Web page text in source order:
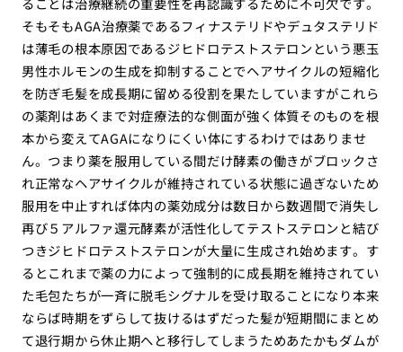
そもそもAGA治療薬であるフィナステリドやデュタステリド
は薄毛の根本原因であるジヒドロテストステロンという悪玉
男性ホルモンの生成を抑制することでヘアサイクルの短縮化
を防ぎ毛髪を成長期に留める役割を果たしていますがこれら
の薬剤はあくまで対症療法的な側面が強く体質そのものを根
本から変えてAGAになりにくい体にするわけではありませ
ん。つまり薬を服用している間だけ酵素の働きがブロックさ
れ正常なヘアサイクルが維持されている状態に過ぎないため
服用を中止すれば体内の薬効成分は数日から数週間で消失し
再び５アルファ還元酵素が活性化してテストステロンと結び
つきジヒドロテストステロンが大量に生成され始めます。す
るとこれまで薬の力によって強制的に成長期を維持されてい
た毛包たちが一斉に脱毛シグナルを受け取ることになり本来
ならば時期をずらして抜けるはずだった髪が短期間にまとめ
て退行期から休止期へと移行してしまうためあたかもダムが